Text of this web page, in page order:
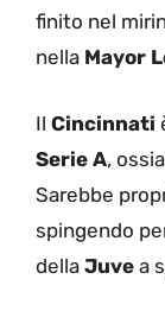
finito nel
nella Mayor
Il Cincinnati
Serie A,
Sarebbe
spingendo
della Juve a